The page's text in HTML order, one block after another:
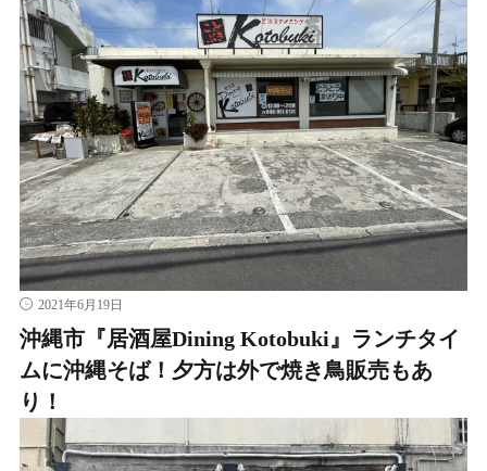
2021年6月19日
沖縄市『居酒屋Dining Kotobuki』ランチタイ
ムに沖縄そば！夕方は外で焼き鳥販売もあ
り！